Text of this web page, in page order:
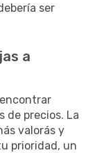
ser
a
de precios. La
valorás y
prioridad, un